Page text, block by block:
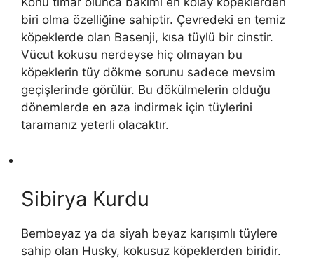
biri olma özelliğine sahiptir. Çevredeki en temiz
köpeklerde olan Basenji, kısa tüylü bir cinstir.
Vücut kokusu nerdeyse hiç olmayan bu
köpeklerin tüy dökme sorunu sadece mevsim
geçişlerinde görülür. Bu dökülmelerin olduğu
dönemlerde en aza indirmek için tüylerini
taramanız yeterli olacaktır.
Sibirya Kurdu
Bembeyaz ya da siyah beyaz karışımlı tüylere
sahip olan Husky, kokusuz köpeklerden biridir.